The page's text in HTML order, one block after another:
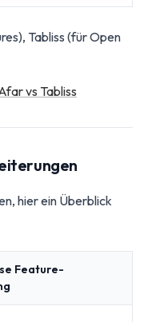
Tabliss (für Open
vs Tabliss
hier ein Überblick
Feature-